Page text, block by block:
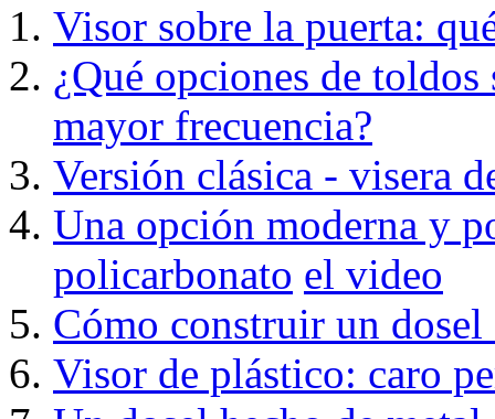
Visor sobre la puerta:
¿Qué opciones de
mayor frecuencia?
Versión clásica - visera
Una opción moderna y
policarbonato el video
Cómo construir un
Visor de plástico: caro